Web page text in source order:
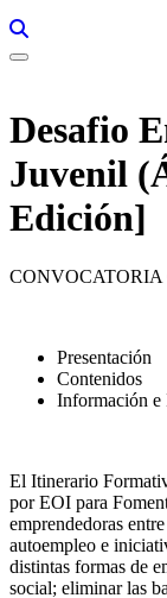
Desafio
Juvenil
Edición]
CONVOCATORIA
Presentación
Contenidos
Información e
El Itinerario
por EOI para
emprendedoras
autoempleo e
distintas formas de
social; eliminar las